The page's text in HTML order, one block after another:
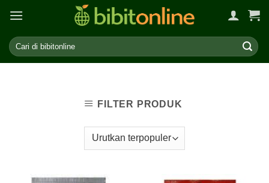
content
FILTER PRODUK